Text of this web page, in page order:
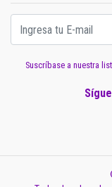
Suscríbase a nuestra